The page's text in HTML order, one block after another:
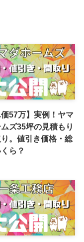
価57万】実例！ヤマ
ズ35坪の見積もり
り。値引き価格・総
ら？